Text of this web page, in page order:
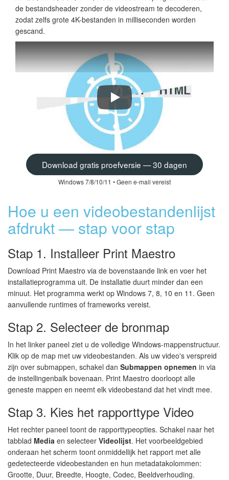
de bestandsheader zonder de videostream te decoderen,
zodat zelfs grote 4K-bestanden in milliseconden worden
gescand.
Print Maestro — Print Folder Tree
Download gratis proefversie — 30 dagen
Windows 7/8/10/11 • Geen e-mail vereist
Hoe u een videobestandenlijst
afdrukt — stap voor stap
Stap 1. Installeer Print Maestro
Download Print Maestro via de bovenstaande link en voer het
installatieprogramma uit. De installatie duurt minder dan een
minuut. Het programma werkt op Windows 7, 8, 10 en 11. Geen
aanvullende runtimes of frameworks vereist.
Stap 2. Selecteer de bronmap
In het linker paneel ziet u de volledige Windows-mappenstructuur.
Klik op de map met uw videobestanden. Als uw video's verspreid
zijn over submappen, schakel dan Submappen opnemen in via
de instellingenbalk bovenaan. Print Maestro doorloopt alle
geneste mappen en neemt elk videobestand dat het vindt mee.
Stap 3. Kies het rapporttype Video
Het rechter paneel toont de rapporttypeopties. Schakel naar het
tabblad Media en selecteer Videolijst. Het voorbeeldgebied
onderaan het scherm toont onmiddellijk het rapport met alle
gedetecteerde videobestanden en hun metadatakolommen:
Grootte, Duur, Breedte, Hoogte, Codec, Beeldverhouding.